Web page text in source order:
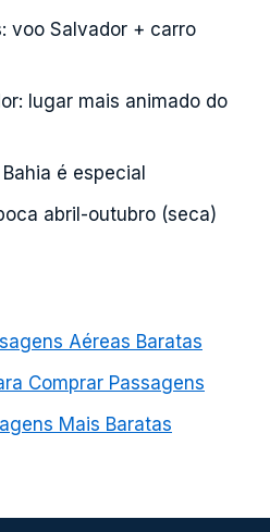
voo Salvador + carro
lugar mais animado do
é especial
abril-outubro (seca)
Aéreas Baratas
Comprar Passagens
Mais Baratas